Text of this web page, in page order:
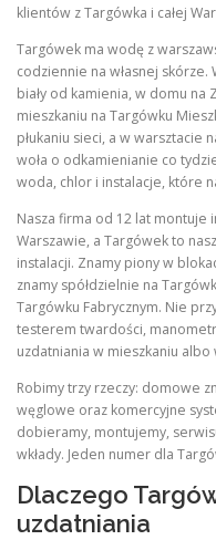
klientów z Targówka i całej
Targówek ma wodę z
codziennie na własnej
biały od kamienia, w domu na
mieszkaniu na Targówku
płukaniu sieci, a w warsztacie
woła o odkamienianie co
woda, chlor i instalacje, które
Nasza firma od 12 lat montuje
Warszawie, a Targówek to
instalacji. Znamy piony w
znamy spółdzielnie na
Targówku Fabrycznym. Nie
testerem twardości,
uzdatniania w mieszkaniu albo
Robimy trzy rzeczy: domowe
węglowe oraz komercyjne
dobieramy, montujemy,
wkłady. Jeden numer dla
Dlaczego
uzdatniania